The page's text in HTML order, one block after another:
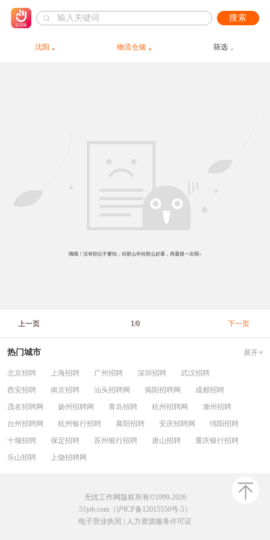
搜索
沈阳 物流仓储 筛选
哦哦！没有职位不要怕，你那么年轻那么好看，再重搜一次呗~
上一页 1/0 下一页
热门城市 展开
北京招聘 上海招聘 广州招聘 深圳招聘
武汉招聘
西安招聘
南京招聘 汕头招聘网 揭阳招聘网
成都招聘
茂名招聘网
扬州招聘网 青岛招聘 杭州招聘网
滁州招聘
台州招聘网
杭州银行招聘 襄阳招聘 安庆招聘网
绵阳招聘
十堰招聘
保定招聘 苏州银行招聘 唐山招聘
重庆银行招聘
乐山招聘
上饶招聘网
无忧工作网版权所有©1999-2026
51job.com（沪ICP备12015550号-5）
电子营业执照
人力资源服务许可证